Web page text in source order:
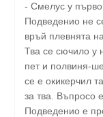
- Смелус у
Подведенио не
връй плевнята
Тва се сючило у
пет и полвиня-
се е окикерчил
за тва. Въпросо
Подведенио е